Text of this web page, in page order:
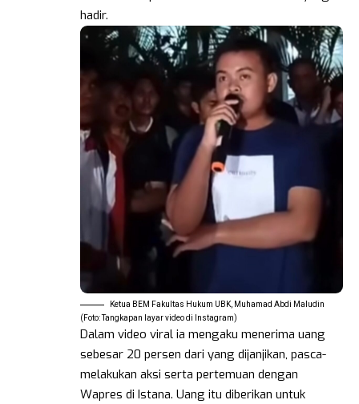
hadir.
Ketua BEM Fakultas Hukum UBK, Muhamad Abdi Maludin
(Foto: Tangkapan layar video di Instagram)
Dalam video viral ia mengaku menerima uang
sebesar 20 persen dari yang dijanjikan, pasca-
melakukan aksi serta pertemuan dengan
Wapres di Istana. Uang itu diberikan untuk